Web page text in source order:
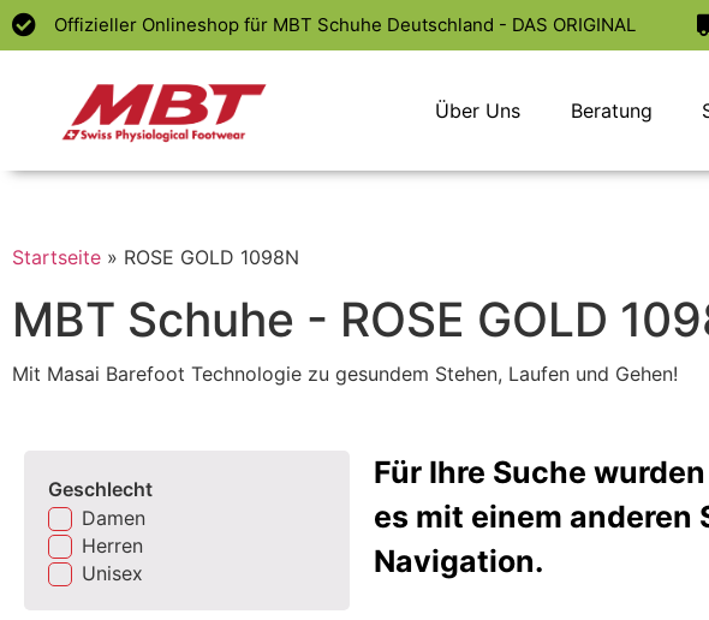
Offizieller Onlineshop für MBT Schuhe Deutschland - DAS ORIGINAL
Über Uns Beratung
Startseite » ROSE GOLD 1098N
MBT Schuhe - ROSE GOLD
Mit Masai Barefoot Technologie zu gesundem Stehen, Laufen und Gehen!
Geschlecht
Damen
Herren
Unisex
Für Ihre Suche
es mit einem anderen
Navigation.